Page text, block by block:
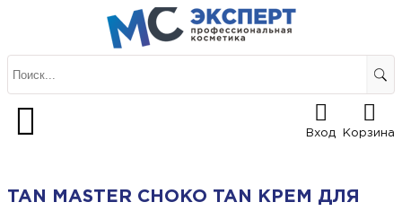
Вход Корзина
TAN MASTER CHOKO TAN КРЕМ ДЛЯ